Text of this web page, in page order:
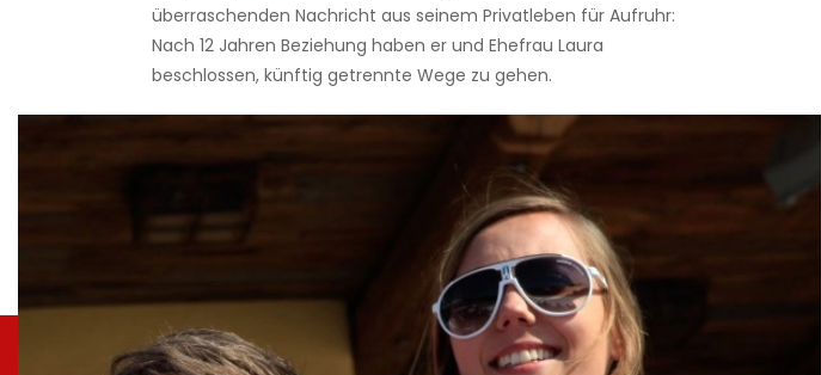
überraschenden Nachricht aus seinem Privatleben für Aufruhr:
Nach 12 Jahren Beziehung haben er und Ehefrau Laura
beschlossen, künftig getrennte Wege zu gehen.